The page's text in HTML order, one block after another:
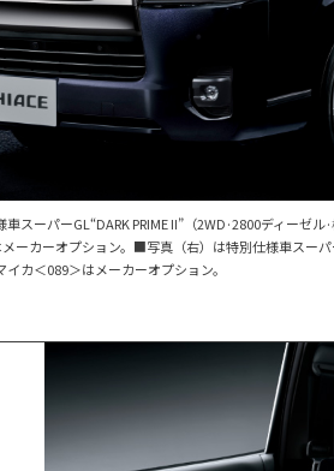
スーパーGL“DARK PRIME II”（2WD·2800ディーゼ
ーカーオプション。■写真（右）は特別仕様車スー
カ＜089＞はメーカーオプション。